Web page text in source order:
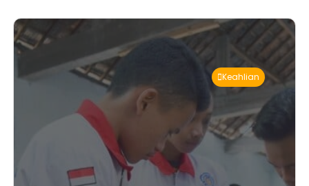
Keahlian